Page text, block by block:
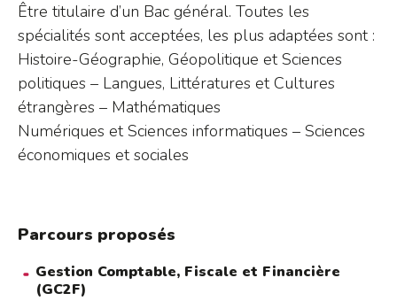
Être titulaire d’un Bac général. Toutes les
spécialités sont acceptées, les plus adaptées sont :
Histoire-Géographie, Géopolitique et Sciences
politiques – Langues, Littératures et Cultures
étrangères – Mathématiques
Numériques et Sciences informatiques – Sciences
économiques et sociales
Parcours proposés
Gestion Comptable, Fiscale et Financière
(GC2F)